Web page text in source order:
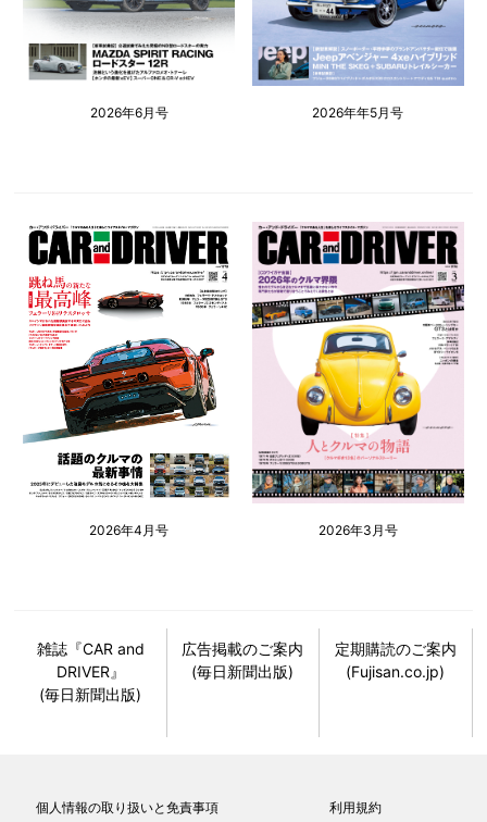
2026年6月号 2026年年5月号
2026年4月号 2026年3月号
雑誌『CAR and
DRIVER』
(毎日新聞出版)
広告掲載のご案内
(毎日新聞出版)
定期購読のご案内
(Fujisan.co.jp)
個人情報の取り扱いと免責事項 利用規約